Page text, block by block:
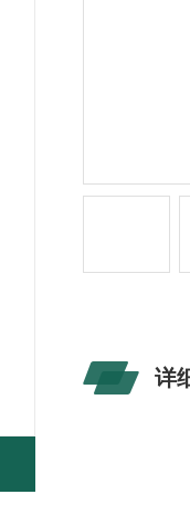
详